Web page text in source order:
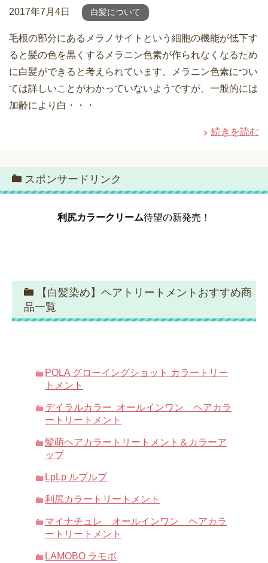
2017年7月4日 白髪について
毛根の部分にあるメラノサイトという細胞の機能が低下す
ると髪の色を黒くするメラニン色素が作られなくなるため
に白髪ができると考えられています。メラニン色素につい
ては詳しいことがわかっていないようですが、一般的には
加齢により白・・・
続きを読む
スポンサードリンク
利尻カラークリーム待望の新発売！
【白髪染め】ヘアトリートメントおすすめ商
品一覧
POLA グローイングショット カラートリー
トメント
デイラルカラー オールインワン ヘアカラ
ートリートメント
髪萌ヘアカラートリートメント＆カラーア
ップ
LpLp ルプルプ
利尻カラートリートメント
マイナチュレ オールインワン ヘアカラ
ートリートメント
LAMOBO ラモボ